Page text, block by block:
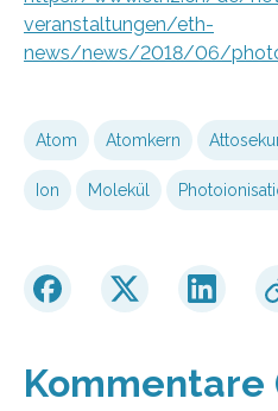
veranstaltungen/eth-
news/news/2018/06/
Atom Atomkern
Ion Molekül
Kommentare